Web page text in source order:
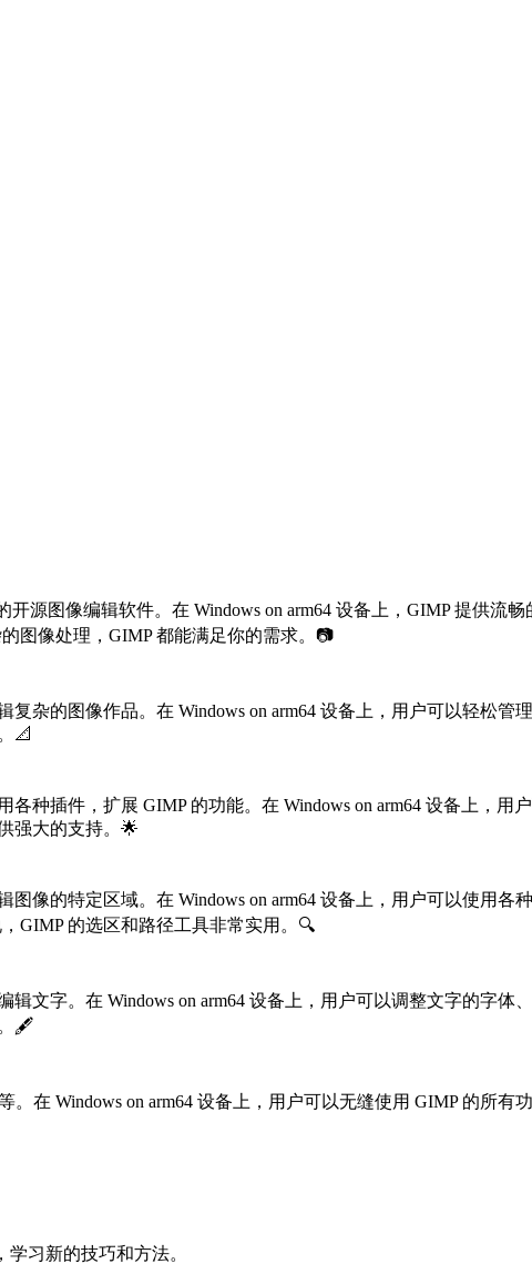
开源图像编辑软件。在 Windows on arm64 设备上，GIMP 提供流
图像处理，GIMP 都能满足你的需求。📷
杂的图像作品。在 Windows on arm64 设备上，用户可以轻松
📐
种插件，扩展 GIMP 的功能。在 Windows on arm64 设备上，
强大的支持。🌟
像的特定区域。在 Windows on arm64 设备上，用户可以使用
GIMP 的选区和路径工具非常实用。🔍
文字。在 Windows on arm64 设备上，用户可以调整文字的字体
。🖋️
。在 Windows on arm64 设备上，用户可以无缝使用 GIMP 的所
学习新的技巧和方法。